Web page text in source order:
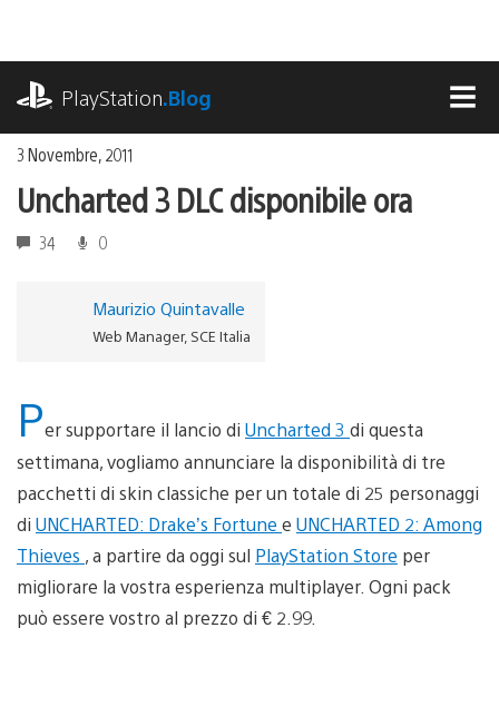
contenuto
PlayStation.Blog
3 Novembre, 2011
Uncharted 3 DLC disponibile ora
34 0
Maurizio Quintavalle
Web Manager, SCE Italia
Per supportare il lancio di Uncharted 3 di questa
settimana, vogliamo annunciare la disponibilità di tre
pacchetti di skin classiche per un totale di 25 personaggi
di UNCHARTED: Drake’s Fortune e UNCHARTED 2: Among
Thieves , a partire da oggi sul PlayStation Store per
migliorare la vostra esperienza multiplayer. Ogni pack
può essere vostro al prezzo di € 2.99.